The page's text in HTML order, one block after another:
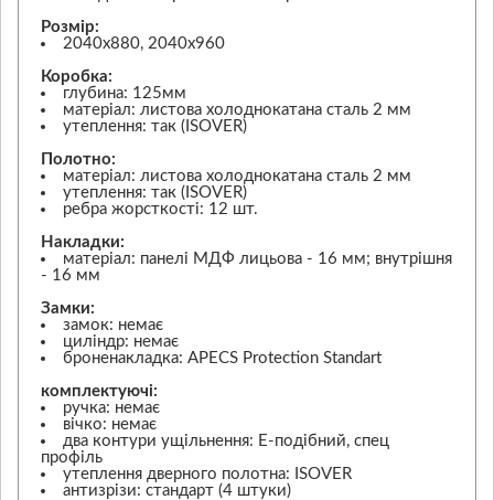
Розмір:
2040х880, 2040х960
Коробка:
глубина: 125мм
матеріал: листова холоднокатана сталь 2 мм
утеплення: так (ISOVER)
Полотно:
матеріал: листова холоднокатана сталь 2 мм
утеплення: так (ISOVER)
ребра жорсткості: 12 шт.
Накладки:
матеріал: панелі МДФ лицьова - 16 мм; внутрішня
- 16 мм
Замки:
замок: немає
циліндр: немає
броненакладка: APECS Protection Standart
комплектуючі:
ручка: немає
вічко: немає
два контури ущільнення: Е-подібний, спец
профіль
утеплення дверного полотна: ISOVER
антизрізи: стандарт (4 штуки)